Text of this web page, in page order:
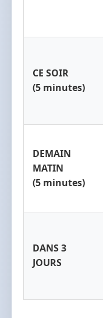
CE SOIR
(5 minutes)
DEMAIN
MATIN
(5 minutes)
DANS 3
JOURS